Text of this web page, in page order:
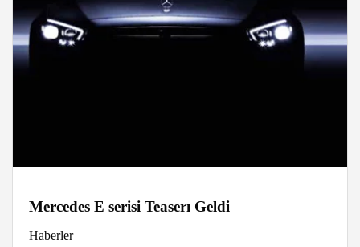
Mercedes E serisi Teaserı Geldi
Haberler